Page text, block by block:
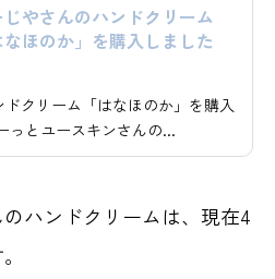
じやさんのハンドクリーム
なほのか」を購入しました
クリーム「はなほのか」を購入
っとユースキンさんの...
ハンドクリームは、現在4